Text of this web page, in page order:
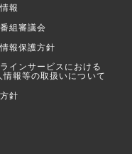
報
組審議会
報保護方針
インサービスにおける
報等の取扱いについて
針